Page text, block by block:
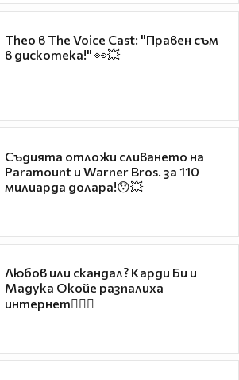
Theo в The Voice Cast: "Правен съм
в дискотека!" 👀💥
Съдията отложи сливането на
Paramount и Warner Bros. за 110
милиарда долара!😯💥
Любов или скандал? Карди Би и
Мадука Окойе разпалиха
интернет❤️‍🔥🔥